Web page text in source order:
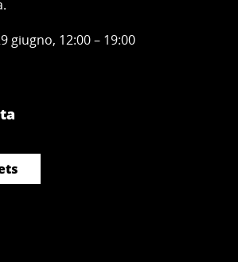
giugno, 12:00 – 19:00